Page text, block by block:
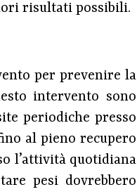
risultati possibili.
per prevenire la
intervento sono
periodiche presso
al pieno recupero
l’attività quotidiana
pesi dovrebbero